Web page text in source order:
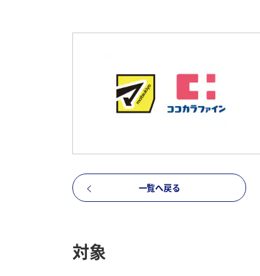
一覧へ戻る
対象